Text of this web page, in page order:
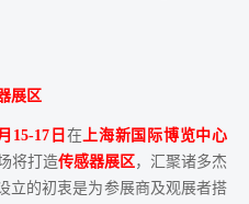
展区
15-17日 在 上海新国际博览中心
将打造传感器展区 ，汇聚诸多杰
立的初衷是为参展商及观展者搭